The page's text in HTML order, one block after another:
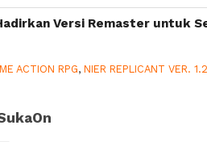
Versi Remaster untuk
ACTION RPG,NIER REPLICANT VER.